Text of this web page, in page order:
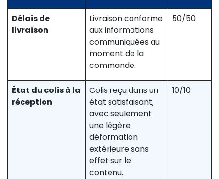
Délais de
livraison
Livraison conforme
aux informations
communiquées au
moment de la
commande.
50/50
État du colis à la
réception
Colis reçu dans un
état satisfaisant,
avec seulement
une légère
déformation
extérieure sans
effet sur le
contenu.
10/10